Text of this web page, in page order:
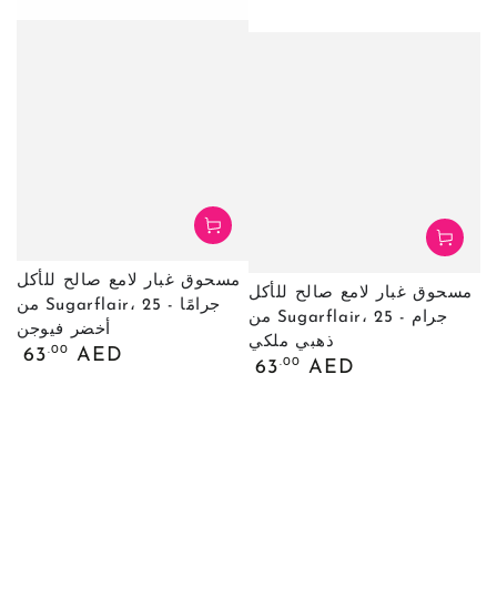
مسحوق غبار لامع صالح للأكل
من Sugarflair، 25 جرامًا -
أخضر فيوجن
السعر
63.00 AED
مسحوق غبار لامع صالح للأكل
من Sugarflair، 25 جرام -
ذهبي ملكي
السعر
63.00 AED